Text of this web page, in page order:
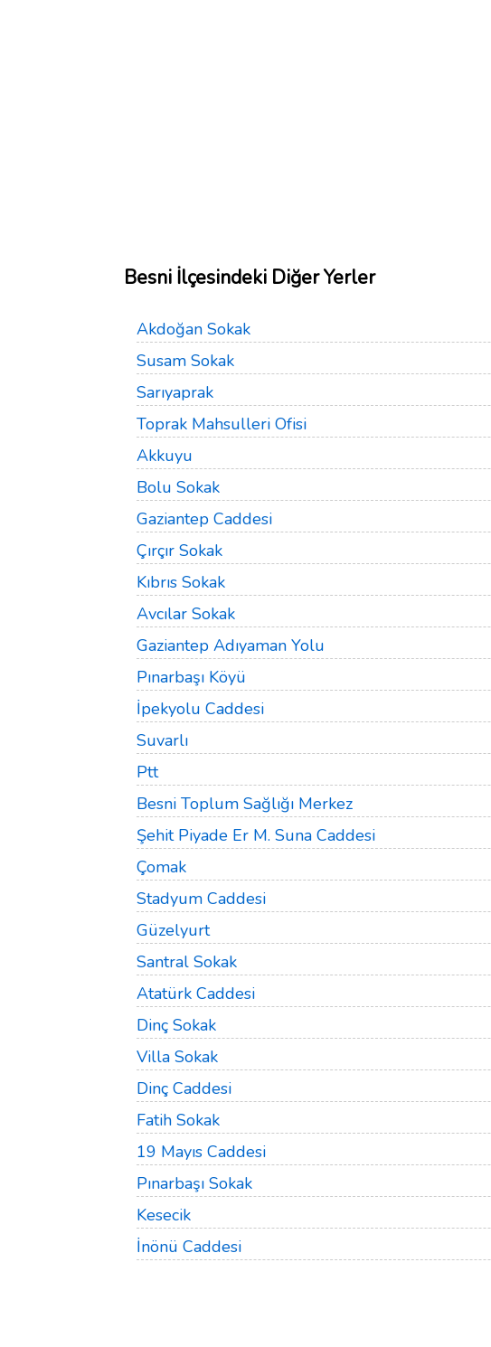
Besni İlçesindeki Diğer Yerler
Akdoğan Sokak
Susam Sokak
Sarıyaprak
Toprak Mahsulleri Ofisi
Akkuyu
Bolu Sokak
Gaziantep Caddesi
Çırçır Sokak
Kıbrıs Sokak
Avcılar Sokak
Gaziantep Adıyaman Yolu
Pınarbaşı Köyü
İpekyolu Caddesi
Suvarlı
Ptt
Besni Toplum Sağlığı Merkez
Şehit Piyade Er M. Suna Caddesi
Çomak
Stadyum Caddesi
Güzelyurt
Santral Sokak
Atatürk Caddesi
Dinç Sokak
Villa Sokak
Dinç Caddesi
Fatih Sokak
19 Mayıs Caddesi
Pınarbaşı Sokak
Kesecik
İnönü Caddesi